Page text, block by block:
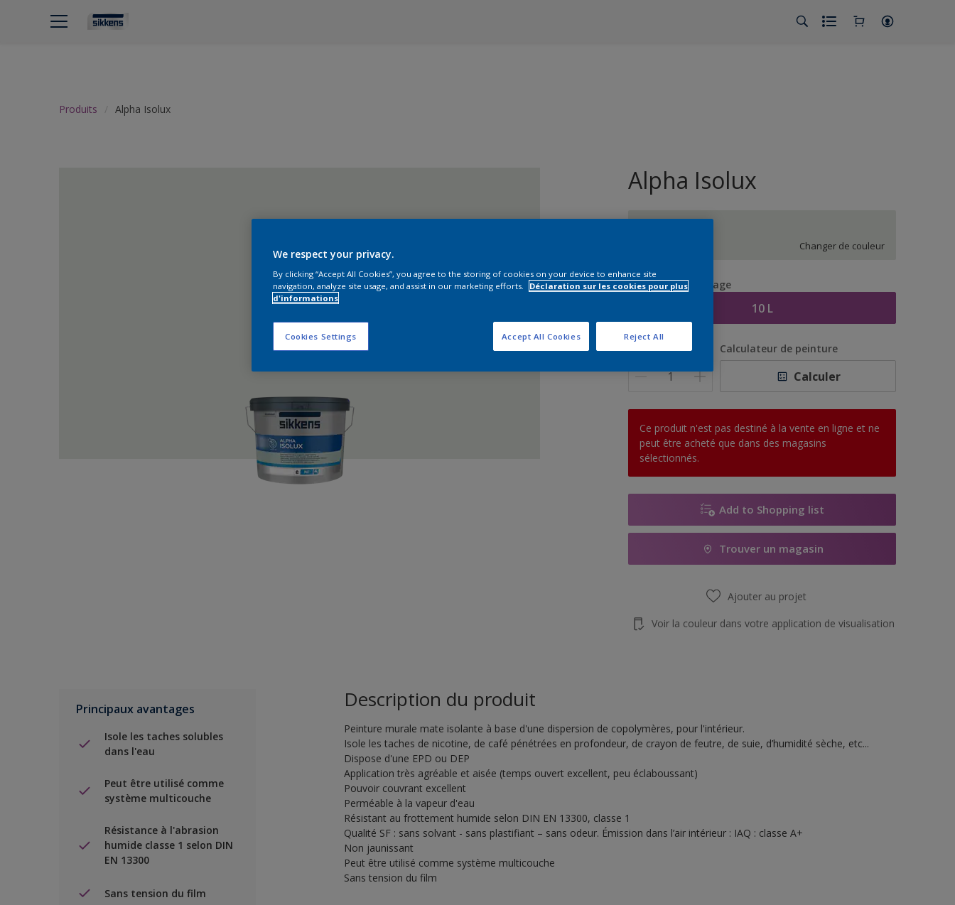
Produits Alpha Isolux
Alpha Isolux
Changer de couleur
Taille de l’emballage
10 L
Quantité Calculateur de peinture
Calculer
Ce produit n'est pas destiné à la vente en ligne et ne
peut être acheté que dans des magasins
sélectionnés.
Add to Shopping list
Trouver un magasin
Ajouter au projet
Voir la couleur dans votre application de visualisation
Principaux avantages
Isole les taches solubles
dans l'eau
Peut être utilisé comme
système multicouche
Résistance à l'abrasion
humide classe 1 selon DIN
EN 13300
Sans tension du film
Description du produit
Peinture murale mate isolante à base d'une dispersion de copolymères, pour l'intérieur.
Isole les taches de nicotine, de café pénétrées en profondeur, de crayon de feutre, de suie, d’humidité sèche, etc...
Dispose d'une EPD ou DEP
Application très agréable et aisée (temps ouvert excellent, peu éclaboussant)
Pouvoir couvrant excellent
Perméable à la vapeur d'eau
Résistant au frottement humide selon DIN EN 13300, classe 1
Qualité SF : sans solvant - sans plastifiant – sans odeur. Émission dans l’air intérieur : IAQ : classe A+
Non jaunissant
Peut être utilisé comme système multicouche
Sans tension du film
We respect your privacy.
By clicking “Accept All Cookies”, you agree to the storing of cookies on your device to enhance site
navigation, analyze site usage, and assist in our marketing efforts.
Déclaration sur les cookies pour plus
d'informations
Cookies Settings Reject All
Accept All Cookies